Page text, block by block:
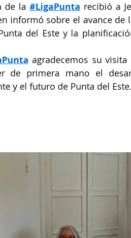
de la #LigaPunta recibió a
informó sobre el avance
del Este y la
agradecemos su
de primera mano el
y el futuro de Punta del Este.